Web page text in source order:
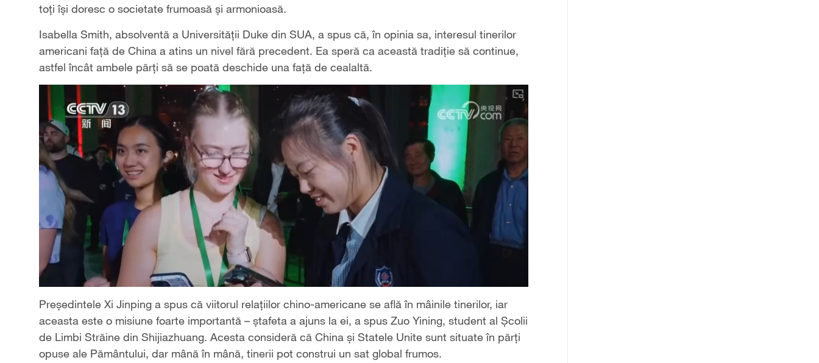
toți își doresc o societate frumoasă și armonioasă.
Isabella Smith, absolventă a Universității Duke din SUA, a spus că, în opinia sa, interesul tinerilor
americani față de China a atins un nivel fără precedent. Ea speră ca această tradiție să continue,
astfel încât ambele părți să se poată deschide una față de cealaltă.
Președintele Xi Jinping a spus că viitorul relațiilor chino-americane se află în mâinile tinerilor, iar
aceasta este o misiune foarte importantă – ștafeta a ajuns la ei, a spus Zuo Yining, student al Școlii
de Limbi Străine din Shijiazhuang. Acesta consideră că China și Statele Unite sunt situate în părți
opuse ale Pământului, dar mână în mână, tinerii pot construi un sat global frumos.